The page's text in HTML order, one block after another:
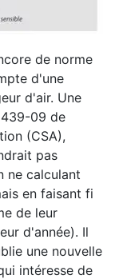
de norme
d'une
d'air. Une
09 de
(CSA),
pas
ne calculant
en faisant fi
de leur
d'année). Il
une nouvelle
intéresse de